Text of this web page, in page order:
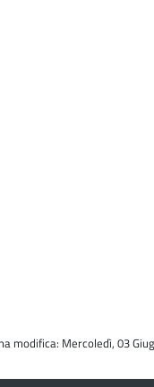
modifica: Mercoledì, 03